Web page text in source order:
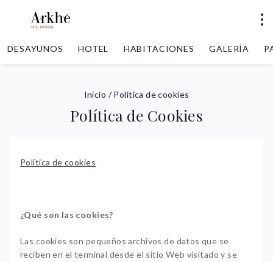
HOTEL HABITACIONES
DESAYUNOS GALERÍA
Inicio /Política de cookies
Política de Cookies
Política de cookies
¿Qué son las cookies?
Las cookies son pequeños archivos de datos que se
reciben en el terminal desde el sitio Web visitado y se